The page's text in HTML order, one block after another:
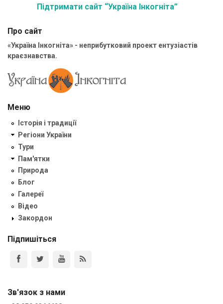
Підтримати сайт “Україна Інкогніта”
Про сайт
«Україна Інкогніта» - неприбутковий проект ентузіастів
краєзнавства.
Меню
Історія і традиції
Регіони України
Тури
Пам'ятки
Природа
Блог
Галереї
Відео
Закордон
Підпишіться
Зв'язок з нами